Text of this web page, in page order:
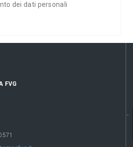
dei dati personali
FVG